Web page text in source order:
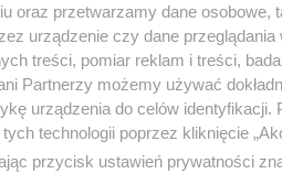
Z ostatniej chwili! Usterka
lecącym na Ukrainę
oraz przetwarzamy dane osobowe,
urządzenie czy dane
treści, pomiar reklam i treści,
Partnerzy możemy używać
urządzenia do celów
technologii poprzez kliknięcie
przycisk ustawień prywatności